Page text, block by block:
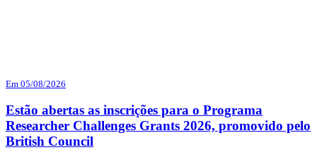
Em 05/08/2026
Estão abertas as inscrições para o Programa
Researcher Challenges Grants 2026, promovido pelo
British Council